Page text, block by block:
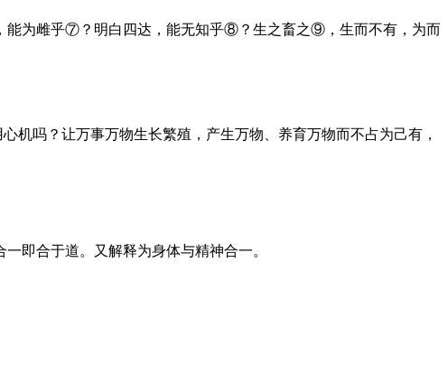
为雌乎⑦？明白四达，能无知乎⑧？生之畜之⑨，生而不有，为而
机吗？让万事万物生长繁殖，产生万物、养育万物而不占为己有，
即合于道。又解释为身体与精神合一。